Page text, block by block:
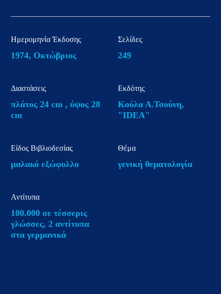
Ημερομηνία Έκδοσης
1974, Οκτώβριος
Σελίδες
249
Διαστάσεις
πλάτος 24 cm , ύψος 28
cm
Εκδότης
Kούλα Α.Τσούνη,
"IDEA"
Είδος Βιβλιοδεσίας
μαλακό εξώφυλλο
Θέμα
γενική θεματολογία
Αντίτυπα
100.000 σε τέσσερις
γλώσσες, 2 αντίτυπα
στα γερμανικά